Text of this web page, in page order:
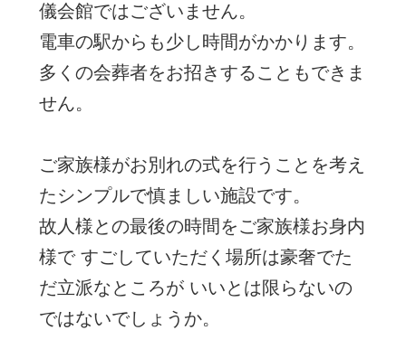
儀会館ではございません。
電車の駅からも少し時間がかかります。
多くの会葬者をお招きすることもできま
せん。
ご家族様がお別れの式を行うことを考え
たシンプルで慎ましい施設です。
故人様との最後の時間をご家族様お身内
様ですごしていただく場所は豪奢でた
だ立派なところがいいとは限らないの
ではないでしょうか。